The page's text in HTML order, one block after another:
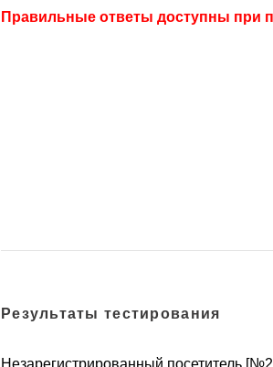
Правильные ответы доступны при
Результаты тестирования
Незарегистрированный посетитель